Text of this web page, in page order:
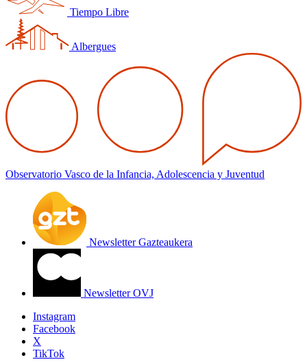
Tiempo Libre
Albergues
Observatorio Vasco de la Infancia, Adolescencia y Juventud
Newsletter Gazteaukera
Newsletter OVJ
Instagram
Facebook
X
TikTok